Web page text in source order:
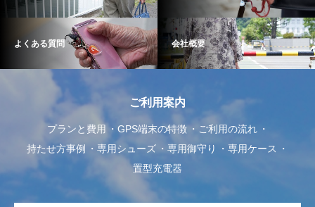
よくある質問 会社概要
ご利用案内
プランと費用 GPS端末の特徴
ご利用の流れ
持たせ方事例
専用シューズ 専用御守り
専用ケース
置型充電器